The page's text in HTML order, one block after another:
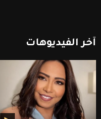
آخر الفيديوهات